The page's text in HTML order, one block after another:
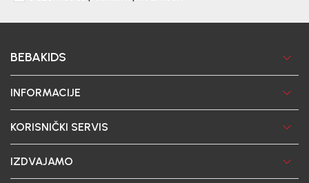
BEBAKIDS
INFORMACIJE
KORISNIČKI SERVIS
IZDVAJAMO